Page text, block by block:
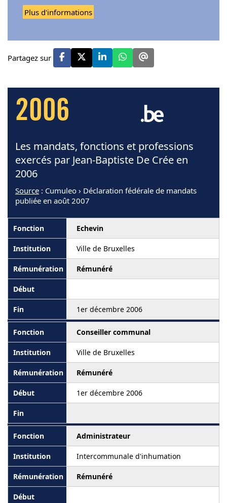
Plus d'informations
Partagez sur
2006
Les mandats, fonctions et professions
exercés par Jean-Baptiste De Crée en
2006
Source : Cumuleo › Déclaration fédérale de mandats
publiée en août 2007
Echevin
Ville de Bruxelles
Rémunéré
1er décembre 2006
Conseiller communal
Ville de Bruxelles
Rémunéré
1er décembre 2006
Administrateur
Intercommunale d'inhumation
Rémunéré